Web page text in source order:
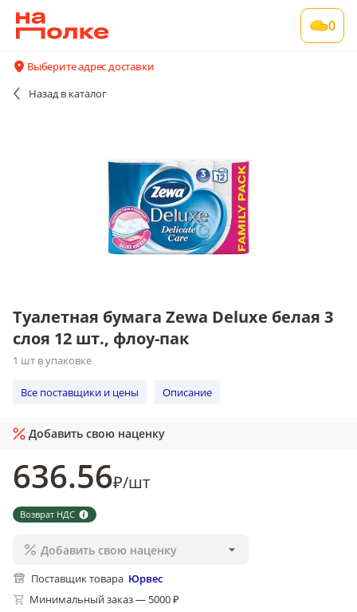
0
Выберите адрес доставки
Назад в каталог
Туалетная бумага Zewa Deluxe белая 3 слоя
12 шт., флоу-пак
Туалетная бумага Zewa Deluxe белая 3
слоя 12 шт., флоу-пак
1 шт в упаковке
Все поставщики и цены Описание
Добавить свою наценку
636.56₽/шт
Возврат НДС
Добавить свою наценку
Поставщик товара Юрвес
Минимальный заказ — 5000 ₽